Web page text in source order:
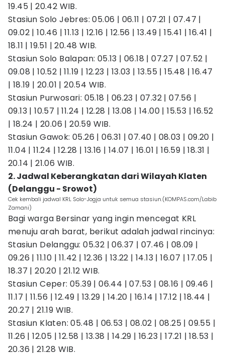
19.45 | 20.42 WIB.
Stasiun Solo Jebres: 05.06 | 06.11 | 07.21 | 07.47 |
09.02 | 10.46 | 11.13 | 12.16 | 12.56 | 13.49 | 15.41 | 16.41 |
18.11 | 19.51 | 20.48 WIB.
Stasiun Solo Balapan: 05.13 | 06.18 | 07.27 | 07.52 |
09.08 | 10.52 | 11.19 | 12.23 | 13.03 | 13.55 | 15.48 | 16.47
| 18.19 | 20.01 | 20.54 WIB.
Stasiun Purwosari: 05.18 | 06.23 | 07.32 | 07.56 |
09.13 | 10.57 | 11.24 | 12.28 | 13.08 | 14.00 | 15.53 | 16.52
| 18.24 | 20.06 | 20.59 WIB.
Stasiun Gawok: 05.26 | 06.31 | 07.40 | 08.03 | 09.20 |
11.04 | 11.24 | 12.28 | 13.16 | 14.07 | 16.01 | 16.59 | 18.31 |
20.14 | 21.06 WIB.
2. Jadwal Keberangkatan dari Wilayah Klaten
(Delanggu - Srowot)
Cek kembali jadwal KRL Solo-Jogja untuk semua stasiun.(KOMPAS.com/Labib
Zamani)
Bagi warga Bersinar yang ingin mencegat KRL
menuju arah barat, berikut adalah jadwal rincinya:
Stasiun Delanggu: 05.32 | 06.37 | 07.46 | 08.09 |
09.26 | 11.10 | 11.42 | 12.36 | 13.22 | 14.13 | 16.07 | 17.05 |
18.37 | 20.20 | 21.12 WIB.
Stasiun Ceper: 05.39 | 06.44 | 07.53 | 08.16 | 09.46 |
11.17 | 11.56 | 12.49 | 13.29 | 14.20 | 16.14 | 17.12 | 18.44 |
20.27 | 21.19 WIB.
Stasiun Klaten: 05.48 | 06.53 | 08.02 | 08.25 | 09.55 |
11.26 | 12.05 | 12.58 | 13.38 | 14.29 | 16.23 | 17.21 | 18.53 |
20.36 | 21.28 WIB.